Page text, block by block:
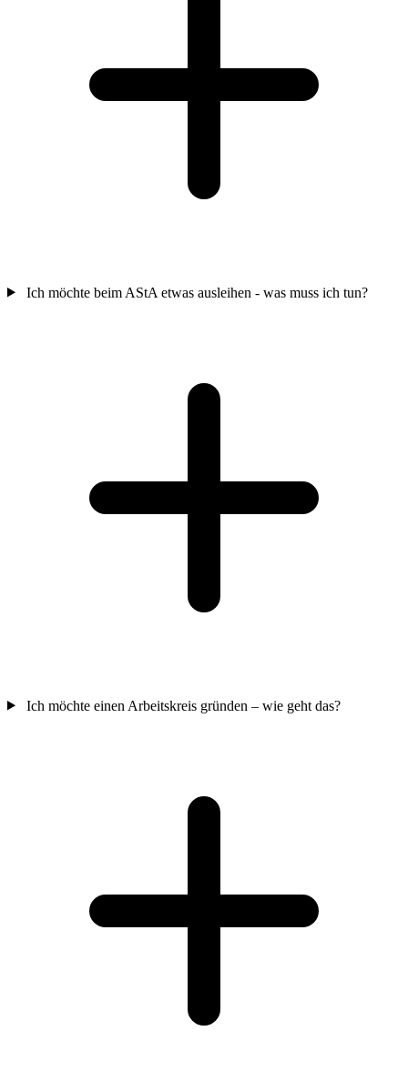
Ich möchte beim AStA etwas ausleihen - was muss ich tun?
Ich möchte einen Arbeitskreis gründen – wie geht das?